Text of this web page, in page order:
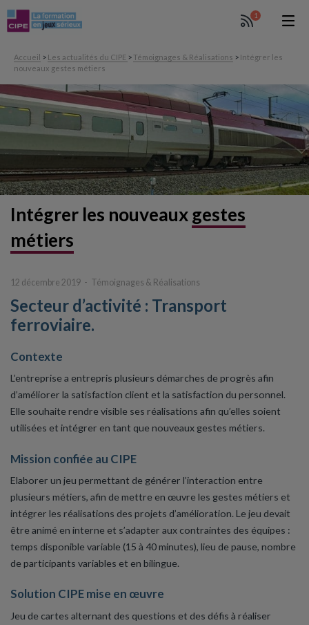
1
Accueil > Les actualités du CIPE > Témoignages & Réalisations > Intégrer les
nouveaux gestes métiers
Intégrer les nouveauxgestes
métiers
12 décembre 2019 Témoignages & Réalisations
Secteur d’activité : Transport
ferroviaire.
Contexte
L’entreprise a entrepris plusieurs démarches de progrès afin
d’améliorer la satisfaction client et la satisfaction du personnel.
Elle souhaite rendre visible ses réalisations afin qu’elles soient
utilisées et intégrer en tant que nouveaux gestes métiers.
Mission confiée au CIPE
Elaborer un jeu permettant de générer l’interaction entre
plusieurs métiers, afin de mettre en œuvre les gestes métiers et
intégrer les réalisations des projets d’amélioration. Le jeu devait
être animé en interne et s’adapter aux contraintes des équipes :
temps disponible variable (15 à 40 minutes), lieu de pause, nombre
de participants variables et en bilingue.
Solution CIPE mise en œuvre
Jeu de cartes alternant des questions et des défis à réaliser